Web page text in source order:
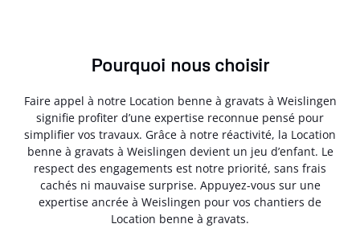
Pourquoi nous choisir
Faire appel à notre Location benne à gravats à Weislingen
signifie profiter d’une expertise reconnue pensé pour
simplifier vos travaux. Grâce à notre réactivité, la Location
benne à gravats à Weislingen devient un jeu d’enfant. Le
respect des engagements est notre priorité, sans frais
cachés ni mauvaise surprise. Appuyez-vous sur une
expertise ancrée à Weislingen pour vos chantiers de
Location benne à gravats.